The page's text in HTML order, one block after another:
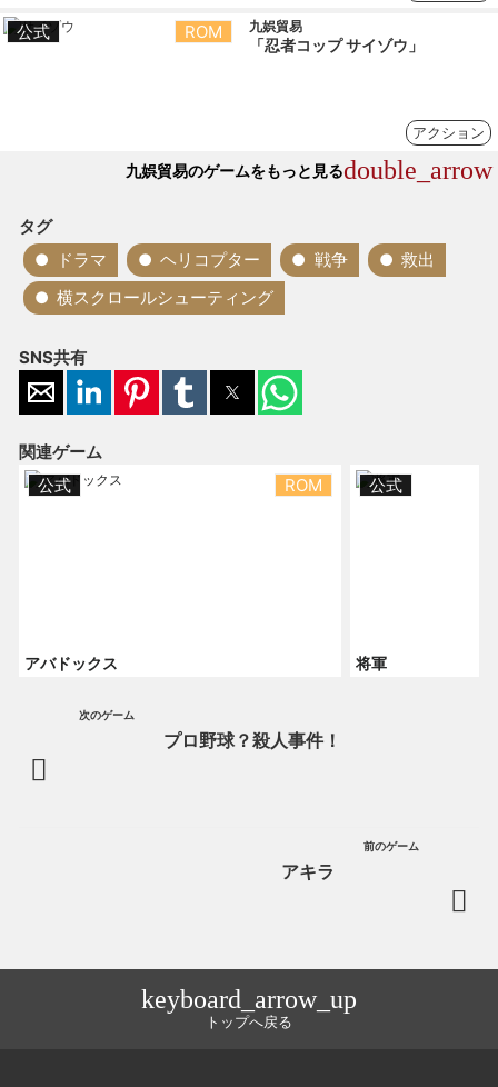
公式 ROM 九娯貿易
「忍者コップ サイゾウ」
アクション
九娯貿易のゲームをもっと見るdouble_arrow
タグ
ドラマ ヘリコプター 戦争
救出
横スクロールシューティング
SNS共有
関連ゲーム
公式
ROM
アバドックス
公式
将軍
次のゲーム
プロ野球？殺人事件！
前のゲーム
アキラ
keyboard_arrow_up
トップへ戻る